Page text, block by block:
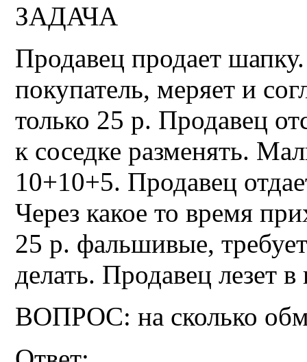
ЗАДАЧА
Продавец продает
покупатель, меряет и
только 25 р. Продавец
к соседке разменять.
10+10+5. Продавец
Через какое то время
25 р. фальшивые,
делать. Продавец лезет
ВОПРОС: на сколько